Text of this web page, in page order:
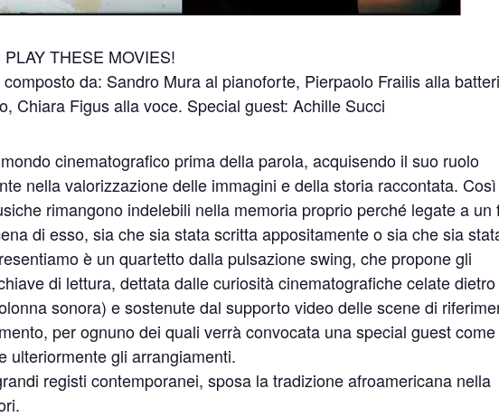
THESE MOVIES!
da: Sandro Mura al pianoforte, Pierpaolo Frailis alla
Chiara Figus alla voce. Special guest: Achille Succi
cinematografico prima della parola, acquisendo il suo ruolo
nella valorizzazione delle immagini e della storia raccontata. Così
rimangono indelebili nella memoria proprio perché legate a un
di esso, sia che sia stata scritta appositamente o sia che sia
è un quartetto dalla pulsazione swing, che propone gli
di lettura, dettata dalle curiosità cinematografiche celate dietro
sonora) e sostenute dal supporto video delle scene di
per ognuno dei quali verrà convocata una special guest come
ulteriormente gli arrangiamenti.
registi contemporanei, sposa la tradizione afroamericana nella